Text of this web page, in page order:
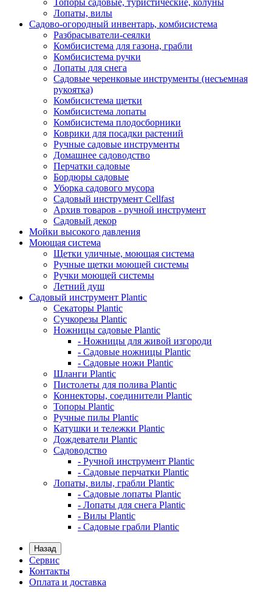
Топоры садовые, туристические, колуны
Лопаты, вилы
Садово-огородный инвентарь, комбисистема
Разбрасыватели-сеялки
Комбисистема для газона, грабли
Комбисистема ручки
Лопаты для снега
Садовые черенковые инструменты (несъемная
рукоятка)
Комбисистема щетки
Комбисистема лопаты
Комбисистема плодосборники
Коврики для посадки растений
Ручные садовые инструменты
Домашнее садоводство
Перчатки садовые
Бордюры садовые
Уборка садового мусора
Садовый инструмент Cellfast
Архив товаров - ручной инструмент
Садовый декор
Мойки высокого давления
Моющая система
Щетки уличные, моющая система
Ручные щетки моющей системы
Ручки моющей системы
Летний душ
Садовый инструмент Plantic
Секаторы Plantic
Сучкорезы Plantic
Ножницы садовые Plantic
- Ножницы для живой изгороди
- Садовые ножницы Plantic
- Садовые ножи Plantic
Шланги Plantic
Пистолеты для полива Plantic
Коннекторы, соединители Plantic
Топоры Plantic
Ручные пилы Plantic
Катушки и тележки Plantic
Дождеватели Plantic
Садоводство
- Ручной инструмент Plantic
- Садовые перчатки Plantic
Лопаты, вилы, грабли Plantic
- Садовые лопаты Plantic
- Лопаты для снега Plantic
- Вилы Plantic
- Садовые грабли Plantic
Назад
Сервис
Контакты
Оплата и доставка